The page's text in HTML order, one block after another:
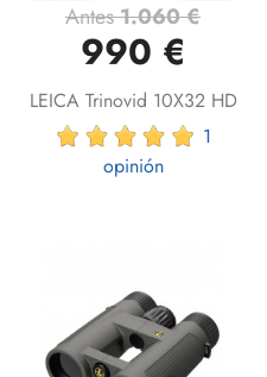
Antes1.060 €
990 €
LEICA Trinovid 10X32 HD
1
opinión